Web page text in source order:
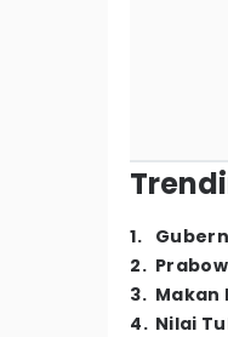
1.
2.
3. Makan
4. Nilai